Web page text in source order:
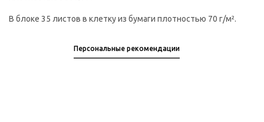
В блоке 35 листов в клетку из бумаги плотностью 70 г/м².
Персональные рекомендации